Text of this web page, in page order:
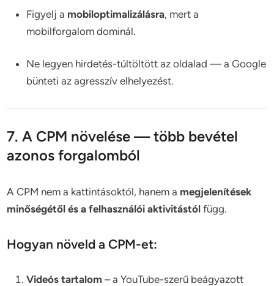
Figyelj a mobiloptimalizálásra, mert a
mobilforgalom dominál.
Ne legyen hirdetés-túltöltött az oldalad — a Google
bünteti az agresszív elhelyezést.
7. A CPM növelése — több bevétel
azonos forgalomból
A CPM nem a kattintásoktól, hanem a megjelenítések
minőségétől és a felhasználói aktivitástól függ.
Hogyan növeld a CPM-et:
Videós tartalom – a YouTube-szerű beágyazott